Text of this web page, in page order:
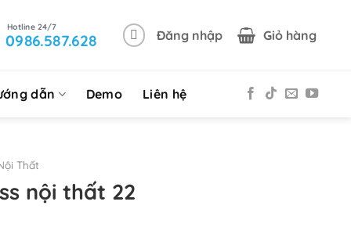
0986.587.628 Đăng nhập Giỏ hàng
dẫn Demo Liên hệ
Thất
nội thất 22